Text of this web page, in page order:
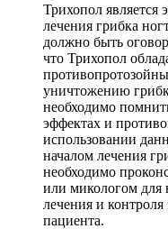
Трихопол является
лечения грибка
должно быть
что Трихопол
уничтожению
необходимо
эффектах и
использовании
началом лечения
необходимо
или микологом для
лечения и контроля
пациента.